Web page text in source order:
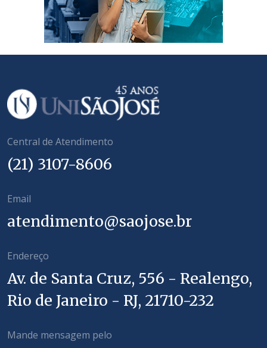
Central de Atendimento
(21) 3107-8606
Email
atendimento@saojose.br
Endereço
Av. de Santa Cruz, 556 - Realengo,
Rio de Janeiro - RJ, 21710-232
Mande mensagem pelo